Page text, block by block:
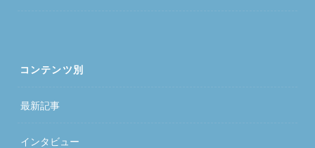
コンテンツ別
最新記事
インタビュー